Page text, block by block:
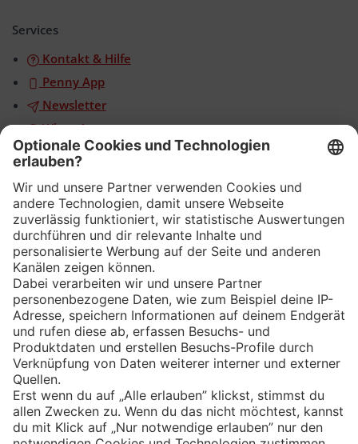
Services
Kontakt & Hilfe
Penny App
Newsletter
WhatsApp
App
Eishockey